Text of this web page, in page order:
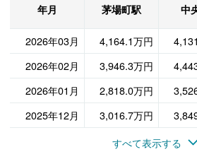
年月 茅場町駅 中
2026年03月
4,164.1万円
2026年02月
3,946.3万円
2026年01月
2,818.0万円
2025年12月
3,016.7万円
すべて表示する